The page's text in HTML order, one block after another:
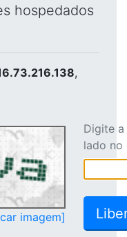
hospedados
,
imagem]
Digite
lado no